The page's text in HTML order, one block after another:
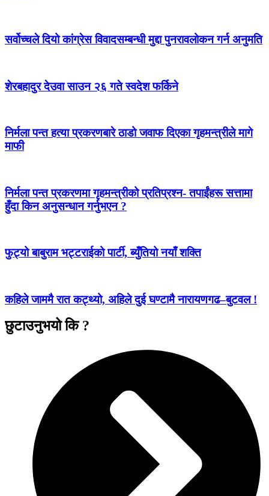
सर्वोच्चले दियो कांग्रेस विवादसम्बन्धी मुद्दा पुनरावलोकन गर्न अनुमति
शेरबहादुर देउवा साउन २६ गते स्वदेश फर्किने
निर्मला पन्त हत्या प्रकरणबारे ठाडो जवाफ दिएका गृहमन्त्रीले मागे
माफी
निर्मला पन्त प्रकरणमा गृहमन्त्रीको प्रतिप्रश्न- तपाईंहरू सत्तामा
हुँदा किन अनुसन्धान गर्नुभएन ?
फुट्यो बाबुराम भट्टराईको पार्टी, ब्युँतियो नयाँ शक्ति
कहिले जाममै रात कट्थ्यो, अहिले दुई घण्टामै नारायणगढ–बुटवल !
छुटाउनुभयो कि ?